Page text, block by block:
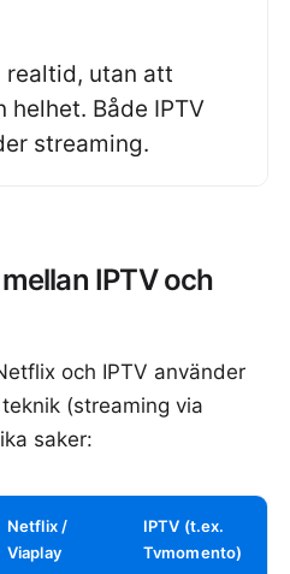
utan att
helhet. Både IPTV
streaming.
IPTV och
och IPTV använder
(streaming via
saker:
Netflix /
Viaplay
IPTV (t.ex.
Tvmomento)